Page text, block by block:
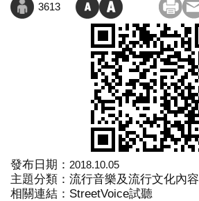
3613
發布日期： 2018.10.05
主題分類：流行音樂及流行文化內容
相關連結： StreetVoice試聽